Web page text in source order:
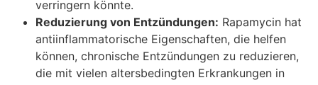
verringern könnte.
Reduzierung von Entzündungen: Rapamycin hat
antiinflammatorische Eigenschaften, die helfen
können, chronische Entzündungen zu reduzieren,
die mit vielen altersbedingten Erkrankungen in